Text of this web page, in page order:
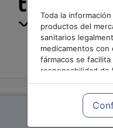
Toda la
productos del
sanitarios
medicamentos
fármacos se
responsabilidad
medicamentos y
adecuado a las